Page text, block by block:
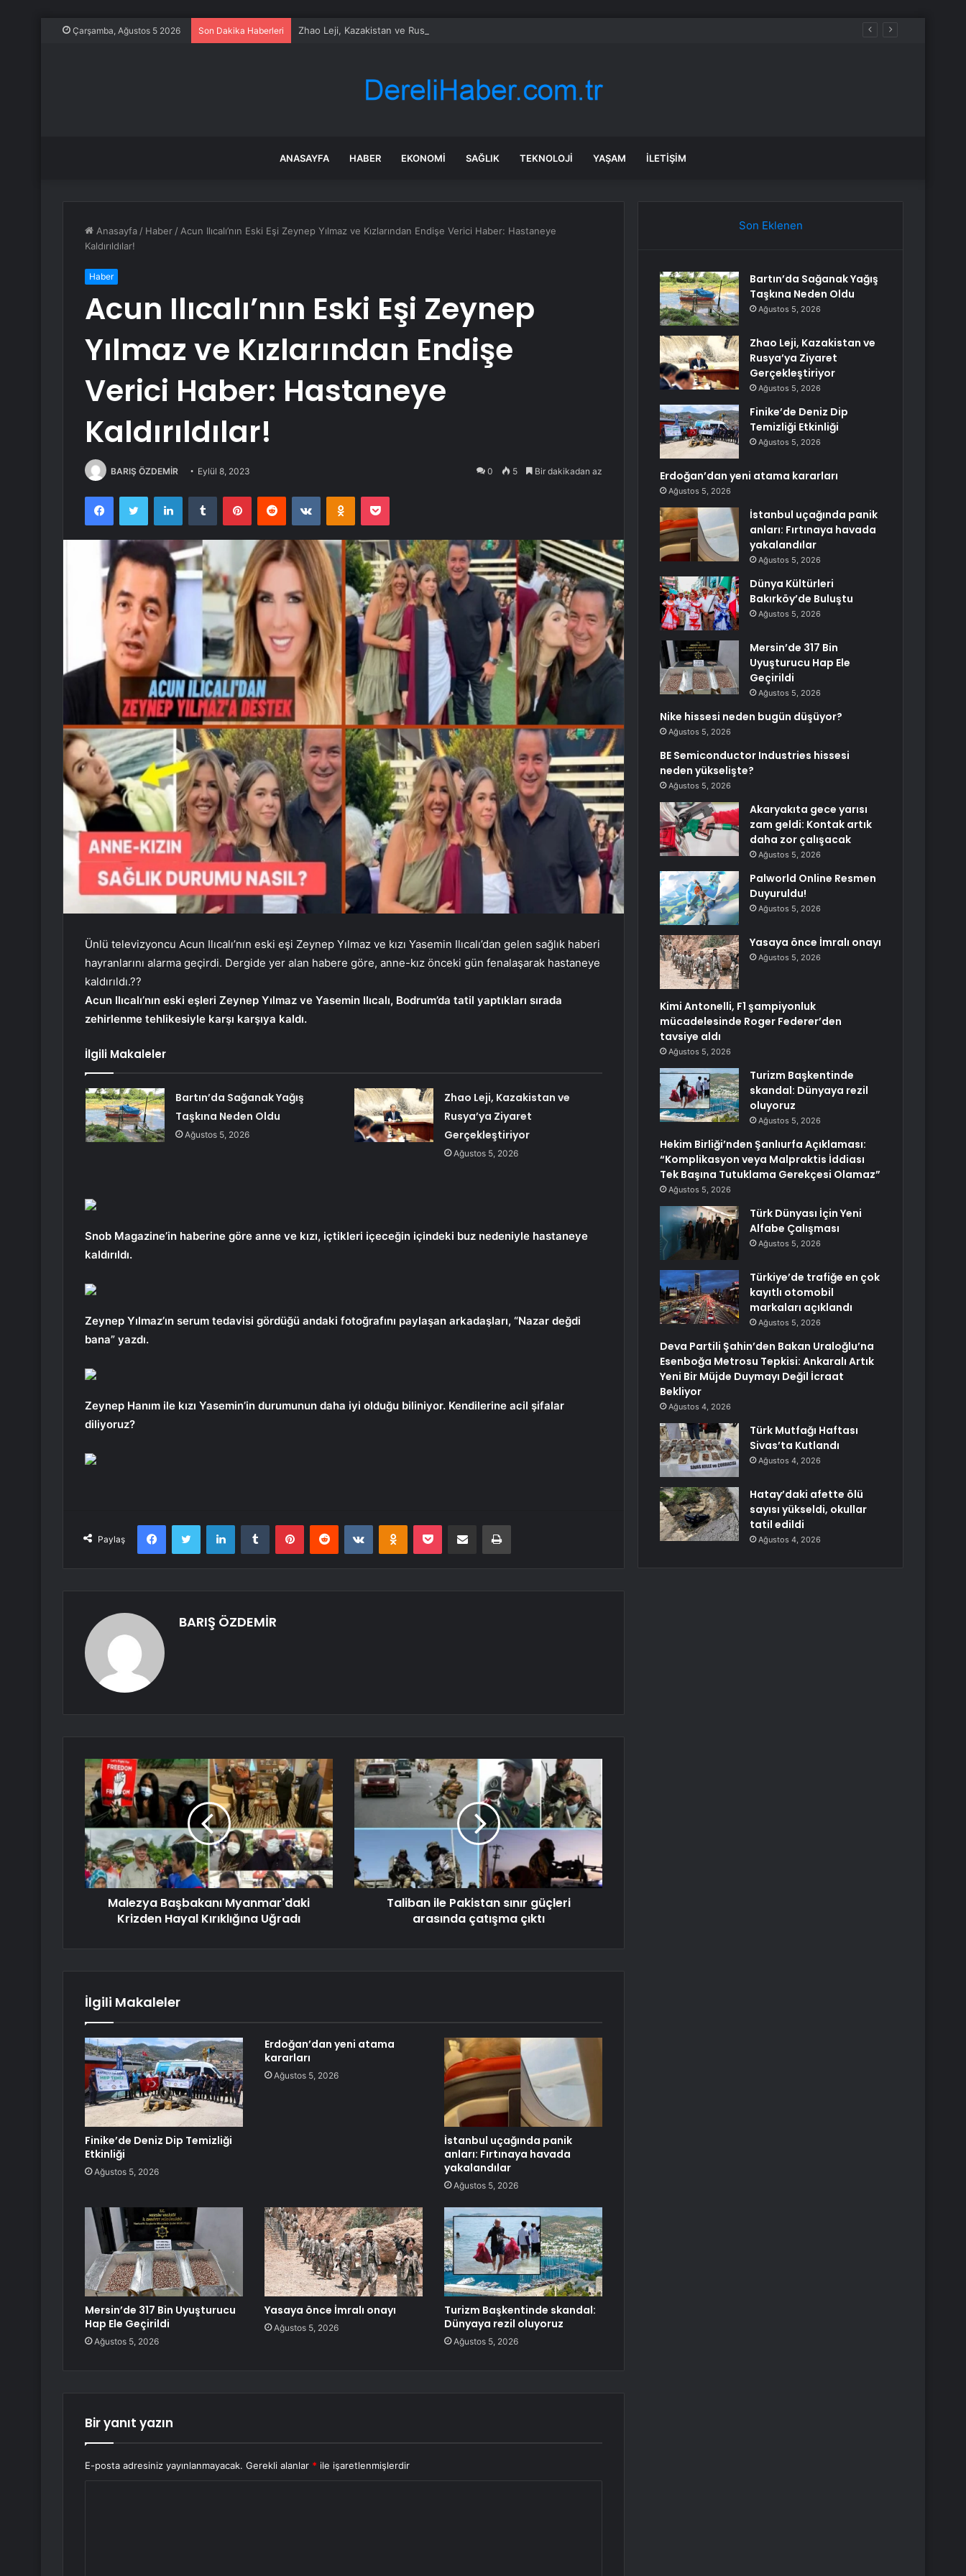
Çarşamba, Ağustos 5 2026 Son Dakika Haberleri Zhao Leji, Kazakistan ve Rusya’ya Ziyaret Gerçekleştiriyor
ANASAYFA HABER EKONOMI SAĞLIK TEKNOLOJI YAŞAM İLETIŞIM
Anasayfa / Haber / Acun Ilıcalı’nın Eski Eşi Zeynep Yılmaz ve Kızlarından Endişe Verici Haber: Hastaneye
Kaldırıldılar!
Haber
Acun Ilıcalı’nın Eski Eşi Zeynep
Yılmaz ve Kızlarından Endişe
Verici Haber: Hastaneye
Kaldırıldılar!
BARIŞ ÖZDEMİR Eylül 8, 2023 0 5 Bir dakikadan az
FacebookTwitter LinkedInTumblr PinterestReddit VKontakteOdnoklassniki
Pocket
Ünlü televizyoncu Acun Ilıcalı’nın eski eşi Zeynep Yılmaz ve kızı Yasemin Ilıcalı’dan gelen sağlık haberi
hayranlarını alarma geçirdi. Dergide yer alan habere göre, anne-kız önceki gün fenalaşarak hastaneye
kaldırıldı.??
Acun Ilıcalı’nın eski eşleri Zeynep Yılmaz ve Yasemin Ilıcalı, Bodrum’da tatil yaptıkları sırada
zehirlenme tehlikesiyle karşı karşıya kaldı.
İlgili Makaleler
Bartın’da Sağanak Yağış
Taşkına Neden Oldu
Ağustos 5, 2026
Zhao Leji, Kazakistan ve
Rusya’ya Ziyaret
Gerçekleştiriyor
Ağustos 5, 2026
Snob Magazine’in haberine göre anne ve kızı, içtikleri içeceğin içindeki buz nedeniyle hastaneye
kaldırıldı.
Zeynep Yılmaz’ın serum tedavisi gördüğü andaki fotoğrafını paylaşan arkadaşları, “Nazar değdi
bana” yazdı.
Zeynep Hanım ile kızı Yasemin’in durumunun daha iyi olduğu biliniyor. Kendilerine acil şifalar
diliyoruz?
Paylaş
FacebookTwitter LinkedInTumblr PinterestReddit VKontakteOdnoklassniki
Pocket E-Posta ile paylaş Yazdır
BARIŞ ÖZDEMİR
Malezya Başbakanı Myanmar'daki
Krizden Hayal Kırıklığına Uğradı
Taliban ile Pakistan sınır güçleri
arasında çatışma çıktı
İlgili Makaleler
Finike’de Deniz Dip Temizliği
Etkinliği
Ağustos 5, 2026
Erdoğan’dan yeni atama
kararları
Ağustos 5, 2026
İstanbul uçağında panik
anları: Fırtınaya havada
yakalandılar
Ağustos 5, 2026
Mersin’de 317 Bin Uyuşturucu
Hap Ele Geçirildi
Ağustos 5, 2026
Yasaya önce İmralı onayı
Ağustos 5, 2026
Turizm Başkentinde skandal:
Dünyaya rezil oluyoruz
Ağustos 5, 2026
Bir yanıt yazın
E-posta adresiniz yayınlanmayacak. Gerekli alanlar * ile işaretlenmişlerdir
Son Eklenen
Bartın’da Sağanak Yağış
Taşkına Neden Oldu
Ağustos 5, 2026
Zhao Leji, Kazakistan ve
Rusya’ya Ziyaret
Gerçekleştiriyor
Ağustos 5, 2026
Finike’de Deniz Dip
Temizliği Etkinliği
Ağustos 5, 2026
Erdoğan’dan yeni atama kararları
Ağustos 5, 2026
İstanbul uçağında panik
anları: Fırtınaya havada
yakalandılar
Ağustos 5, 2026
Dünya Kültürleri
Bakırköy’de Buluştu
Ağustos 5, 2026
Mersin’de 317 Bin
Uyuşturucu Hap Ele
Geçirildi
Ağustos 5, 2026
Nike hissesi neden bugün düşüyor?
Ağustos 5, 2026
BE Semiconductor Industries hissesi
neden yükselişte?
Ağustos 5, 2026
Akaryakıta gece yarısı
zam geldi: Kontak artık
daha zor çalışacak
Ağustos 5, 2026
Palworld Online Resmen
Duyuruldu!
Ağustos 5, 2026
Yasaya önce İmralı onayı
Ağustos 5, 2026
Kimi Antonelli, F1 şampiyonluk
mücadelesinde Roger Federer’den
tavsiye aldı
Ağustos 5, 2026
Turizm Başkentinde
skandal: Dünyaya rezil
oluyoruz
Ağustos 5, 2026
Hekim Birliği’nden Şanlıurfa Açıklaması:
“Komplikasyon veya Malpraktis İddiası
Tek Başına Tutuklama Gerekçesi Olamaz”
Ağustos 5, 2026
Türk Dünyası İçin Yeni
Alfabe Çalışması
Ağustos 5, 2026
Türkiye’de trafiğe en çok
kayıtlı otomobil
markaları açıklandı
Ağustos 5, 2026
Deva Partili Şahin’den Bakan Uraloğlu’na
Esenboğa Metrosu Tepkisi: Ankaralı Artık
Yeni Bir Müjde Duymayı Değil İcraat
Bekliyor
Ağustos 4, 2026
Türk Mutfağı Haftası
Sivas’ta Kutlandı
Ağustos 4, 2026
Hatay’daki afette ölü
sayısı yükseldi, okullar
tatil edildi
Ağustos 4, 2026